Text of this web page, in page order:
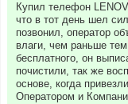
Купил телефон
что в тот день шел
позвонил, оператор
влаги, чем раньше
бесплатного, он
почистили, так же
основе, когда
Оператором и